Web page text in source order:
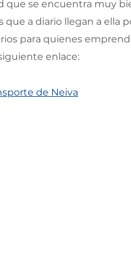
que se encuentra muy
que a diario llegan a ella
para quienes
enlace:
de Neiva